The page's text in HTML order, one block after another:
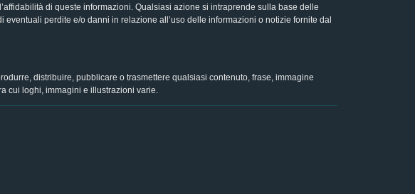
di queste informazioni. Qualsiasi azione si intraprende sulla base delle
perdite e/o danni in relazione all’uso delle informazioni o notizie fornite dal
distribuire, pubblicare o trasmettere qualsiasi contenuto, frase, immagine
cui loghi, immagini e illustrazioni varie.